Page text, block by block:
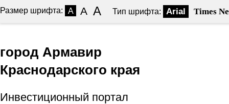
Размер шрифта: A A A Тип шрифта: Arial Times
город Армавир
Краснодарского края
Инвестиционный портал